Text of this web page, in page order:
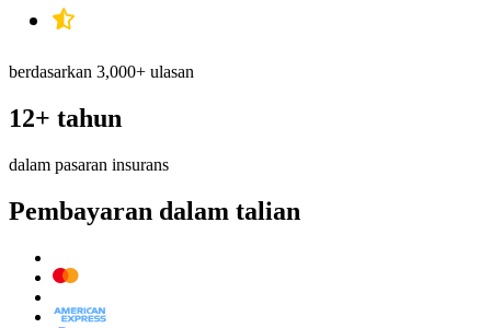
berdasarkan 3,000+ ulasan
12+ tahun
dalam pasaran insurans
Pembayaran dalam talian